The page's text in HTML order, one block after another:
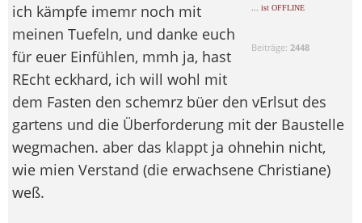
... ist OFFLINE
Beiträge: 2448
ich kämpfe imemr noch mit
meinen Tuefeln, und danke euch
für euer Einfühlen, mmh ja, hast
REcht eckhard, ich will wohl mit
dem Fasten den schemrz büer den vErlsut des
gartens und die Überforderung mit der Baustelle
wegmachen. aber das klappt ja ohnehin nicht,
wie mien Verstand (die erwachsene Christiane)
weß.